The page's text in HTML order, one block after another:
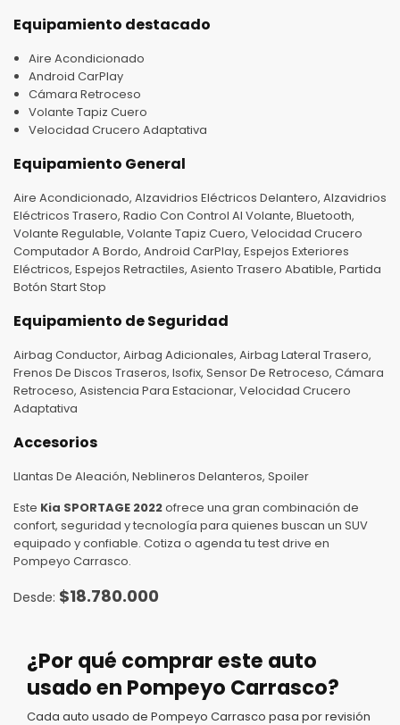
Equipamiento destacado
Aire Acondicionado
Android CarPlay
Cámara Retroceso
Volante Tapiz Cuero
Velocidad Crucero Adaptativa
Equipamiento General
Aire Acondicionado, Alzavidrios Eléctricos Delantero, Alzavidrios
Eléctricos Trasero, Radio Con Control Al Volante, Bluetooth,
Volante Regulable, Volante Tapiz Cuero, Velocidad Crucero
Computador A Bordo, Android CarPlay, Espejos Exteriores
Eléctricos, Espejos Retractiles, Asiento Trasero Abatible, Partida
Botón Start Stop
Equipamiento de Seguridad
Airbag Conductor, Airbag Adicionales, Airbag Lateral Trasero,
Frenos De Discos Traseros, Isofix, Sensor De Retroceso, Cámara
Retroceso, Asistencia Para Estacionar, Velocidad Crucero
Adaptativa
Accesorios
Llantas De Aleación, Neblineros Delanteros, Spoiler
Este Kia SPORTAGE 2022ofrece una gran combinación de
confort, seguridad y tecnología para quienes buscan un SUV
equipado y confiable. Cotiza o agenda tu test drive en
Pompeyo Carrasco.
$18.780.000
¿Por qué comprar este auto
usado en Pompeyo Carrasco?
Cada auto usado de Pompeyo Carrasco pasa por revisión